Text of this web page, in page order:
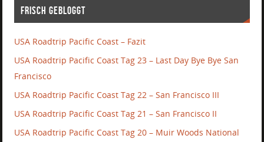
Frisch gebloggt
USA Roadtrip Pacific Coast – Fazit
USA Roadtrip Pacific Coast Tag 23 – Last Day Bye Bye San
Francisco
USA Roadtrip Pacific Coast Tag 22 – San Francisco III
USA Roadtrip Pacific Coast Tag 21 – San Francisco II
USA Roadtrip Pacific Coast Tag 20 – Muir Woods National